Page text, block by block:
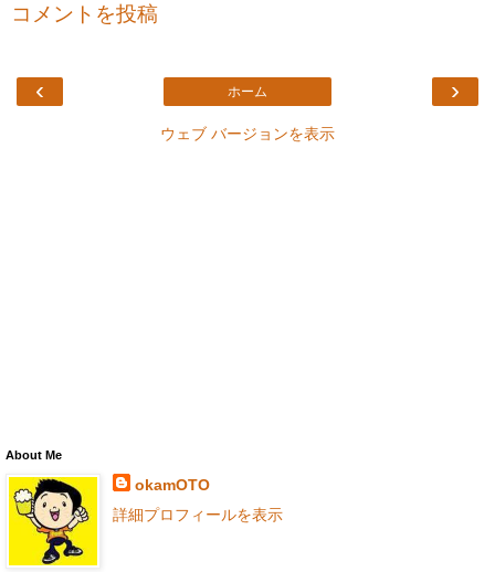
コメントを投稿
‹ ›
ホーム
ウェブ バージョンを表示
About Me
okamOTO
詳細プロフィールを表示